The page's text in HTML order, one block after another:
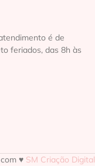
é de
feriados, das 8h às
♥ SM Criação Digital